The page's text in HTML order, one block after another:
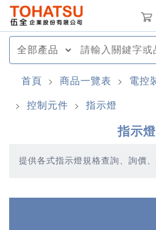
首頁 > 商品一覽表 > 電控
> 控制元件 > 指示燈
指示燈
提供各式指示燈規格查詢、詢價